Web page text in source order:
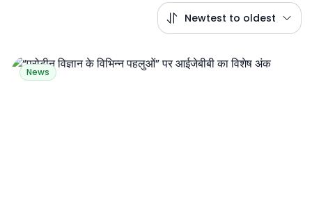
Newtest to oldest
News